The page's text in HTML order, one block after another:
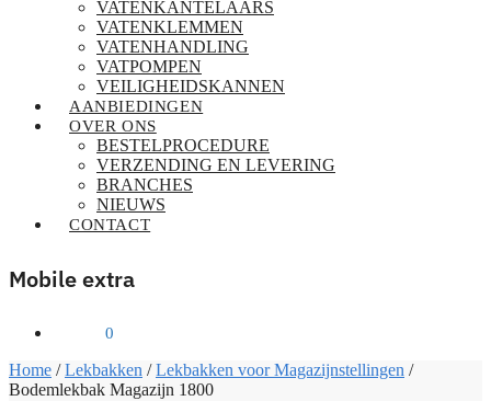
VATENKANTELAARS
VATENKLEMMEN
VATENHANDLING
VATPOMPEN
VEILIGHEIDSKANNEN
AANBIEDINGEN
OVER ONS
BESTELPROCEDURE
VERZENDING EN LEVERING
BRANCHES
NIEUWS
CONTACT
Mobile extra
0
Home /Lekbakken /Lekbakken voor Magazijnstellingen /
Bodemlekbak Magazijn 1800